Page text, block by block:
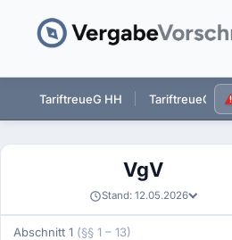
TariftreueG HH TariftreueG NI
VgV
Stand: 12.05.2026
Abschnitt 1 (§§ 1 – 13)